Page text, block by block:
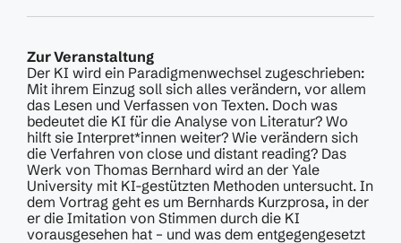
Zur Veranstaltung
Der KI wird ein Paradigmenwechsel zugeschrieben:
Mit ihrem Einzug soll sich alles verändern, vor allem
das Lesen und Verfassen von Texten. Doch was
bedeutet die KI für die Analyse von Literatur? Wo
hilft sie Interpret*innen weiter? Wie verändern sich
die Verfahren von close und distant reading? Das
Werk von Thomas Bernhard wird an der Yale
University mit KI-gestützten Methoden untersucht. In
dem Vortrag geht es um Bernhards Kurzprosa, in der
er die Imitation von Stimmen durch die KI
vorausgesehen hat – und was dem entgegengesetzt